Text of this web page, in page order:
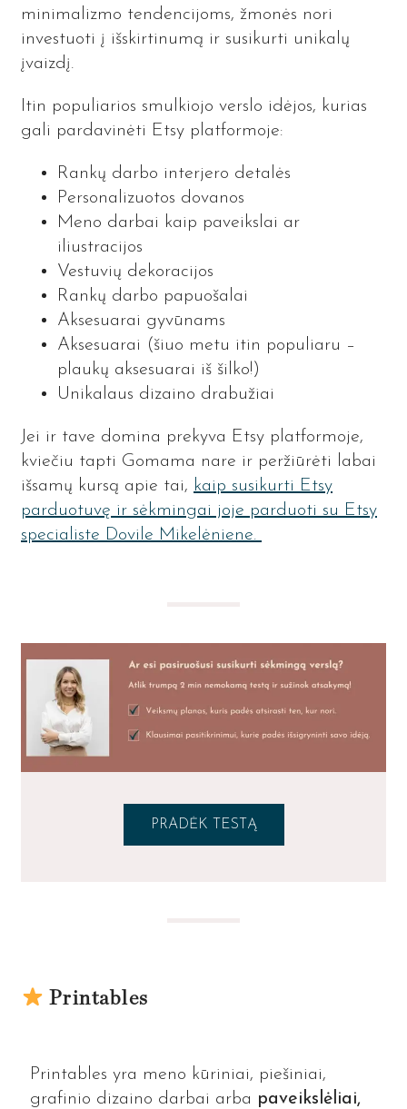
minimalizmo tendencijoms, žmonės nori
investuoti į išskirtinumą ir susikurti unikalų
įvaizdį.
Itin populiarios smulkiojo verslo idėjos, kurias
gali pardavinėti Etsy platformoje:
Rankų darbo interjero detalės
Personalizuotos dovanos
Meno darbai kaip paveikslai ar
iliustracijos
Vestuvių dekoracijos
Rankų darbo papuošalai
Aksesuarai gyvūnams
Aksesuarai (šiuo metu itin populiaru –
plaukų aksesuarai iš šilko!)
Unikalaus dizaino drabužiai
Jei ir tave domina prekyva Etsy platformoje,
kviečiu tapti Gomama nare ir peržiūrėti labai
išsamų kursą apie tai, kaip susikurti Etsy
parduotuvę ir sėkmingai joje parduoti su Etsy
specialiste Dovile Mikelėniene.
PRADĖK TESTĄ
Printables
Printables yra meno kūriniai, piešiniai,
grafinio dizaino darbai arba paveikslėliai,